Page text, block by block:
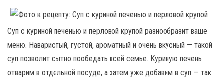
Суп с куриной печенью и перловой крупой разнообразит ваше
меню. Наваристый, густой, ароматный и очень вкусный — такой
суп позволит сытно пообедать всей семье. Куриную печень
отварим в отдельной посуде, а затем уже добавим в суп — так